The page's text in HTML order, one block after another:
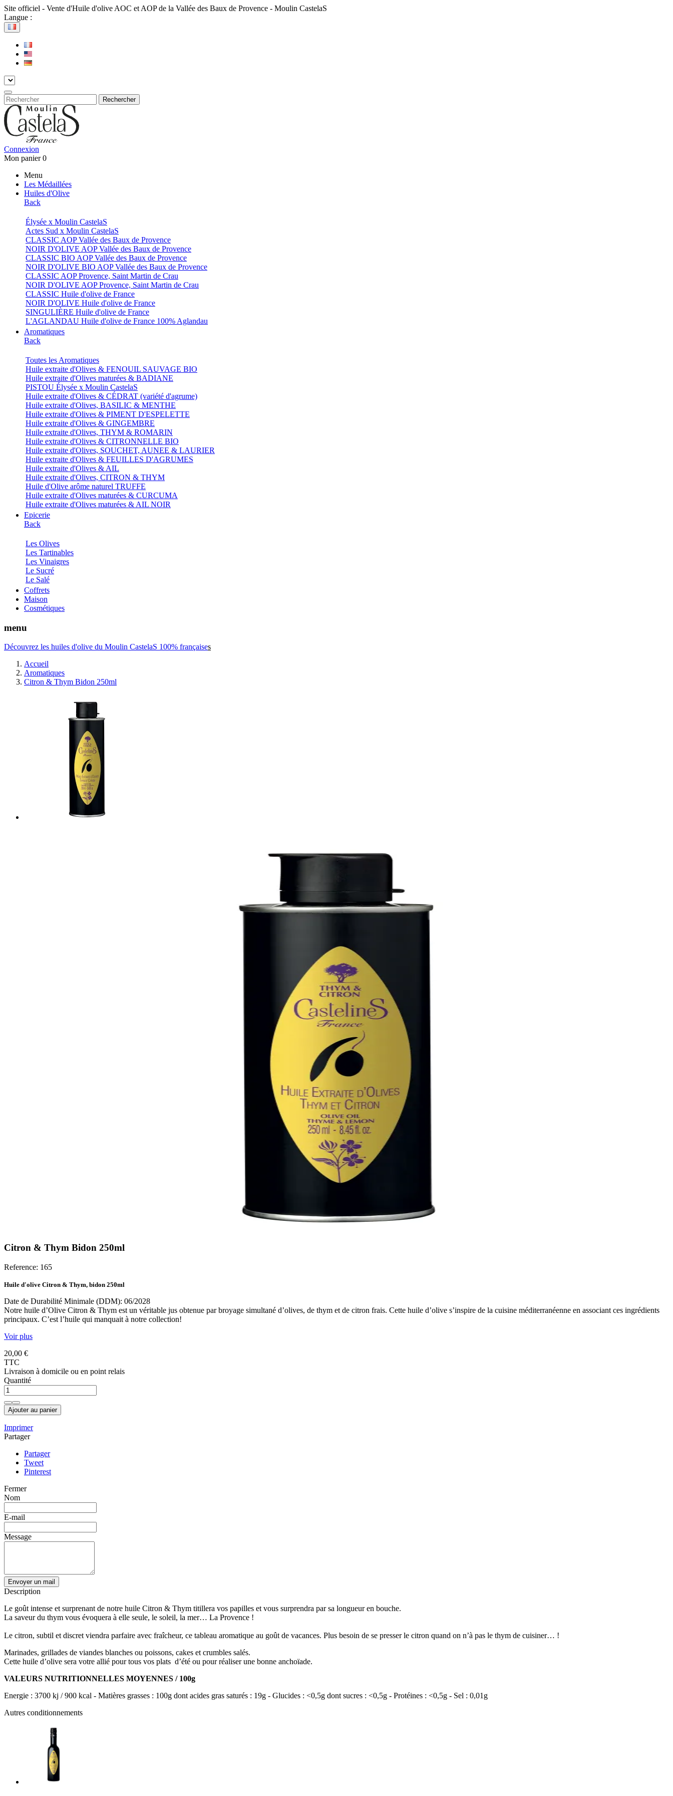
Site officiel - Vente d'Huile d'olive AOC et AOP de la Vallée des Baux de Provence - Moulin CastelaS
Langue :
Rechercher
Connexion
Mon panier 0
Menu
Les Médaillées
Huiles d'Olive
Back
Élysée x Moulin CastelaS
Actes Sud x Moulin CastelaS
CLASSIC AOP Vallée des Baux de Provence
NOIR D'OLIVE AOP Vallée des Baux de Provence
CLASSIC BIO AOP Vallée des Baux de Provence
NOIR D'OLIVE BIO AOP Vallée des Baux de Provence
CLASSIC AOP Provence, Saint Martin de Crau
NOIR D'OLIVE AOP Provence, Saint Martin de Crau
CLASSIC Huile d'olive de France
NOIR D'OLIVE Huile d'olive de France
SINGULIÈRE Huile d'olive de France
L'AGLANDAU Huile d'olive de France 100% Aglandau
Aromatiques
Back
Toutes les Aromatiques
Huile extraite d'Olives & FENOUIL SAUVAGE BIO
Huile extraite d'Olives maturées & BADIANE
PISTOU Élysée x Moulin CastelaS
Huile extraite d'Olives & CÉDRAT (variété d'agrume)
Huile extraite d'Olives, BASILIC & MENTHE
Huile extraite d'Olives & PIMENT D'ESPELETTE
Huile extraite d'Olives & GINGEMBRE
Huile extraite d'Olives, THYM & ROMARIN
Huile extraite d'Olives & CITRONNELLE BIO
Huile extraite d'Olives, SOUCHET, AUNEE & LAURIER
Huile extraite d'Olives & FEUILLES D'AGRUMES
Huile extraite d'Olives & AIL
Huile extraite d'Olives, CITRON & THYM
Huile d'Olive arôme naturel TRUFFE
Huile extraite d'Olives maturées & CURCUMA
Huile extraite d'Olives maturées & AIL NOIR
Epicerie
Back
Les Olives
Les Tartinables
Les Vinaigres
Le Sucré
Le Salé
Coffrets
Maison
Cosmétiques
menu
Découvrez les huiles d'olive du Moulin CastelaS 100% françaises
Accueil
Aromatiques
Citron & Thym Bidon 250ml
Citron & Thym Bidon 250ml
Reference: 165
Huile d'olive Citron & Thym, bidon 250ml
Date de Durabilité Minimale (DDM): 06/2028
Notre huile d’Olive Citron & Thym est un véritable jus obtenue par broyage simultané d’olives, de thym et de citron frais. Cette huile d’olive s’inspire de la cuisine méditerranéenne en associant ces ingrédients
principaux. C’est l’huile qui manquait à notre collection!
Voir plus
20,00 €
TTC
Livraison à domicile ou en point relais
Quantité
Ajouter au panier
Imprimer
Partager
Partager
Tweet
Pinterest
Fermer
Nom
E-mail
Message
Envoyer un mail
Description
Le goût intense et surprenant de notre huile Citron & Thym titillera vos papilles et vous surprendra par sa longueur en bouche.
La saveur du thym vous évoquera à elle seule, le soleil, la mer… La Provence !
Le citron, subtil et discret viendra parfaire avec fraîcheur, ce tableau aromatique au goût de vacances. Plus besoin de se presser le citron quand on n’à pas le thym de cuisiner… !
Marinades, grillades de viandes blanches ou poissons, cakes et crumbles salés.
Cette huile d’olive sera votre allié pour tous vos plats d’été ou pour réaliser une bonne anchoïade.
VALEURS NUTRITIONNELLES MOYENNES / 100g
Energie : 3700 kj / 900 kcal - Matières grasses : 100g dont acides gras saturés : 19g - Glucides : <0,5g dont sucres : <0,5g - Protéines : <0,5g - Sel : 0,01g
Autres conditionnements